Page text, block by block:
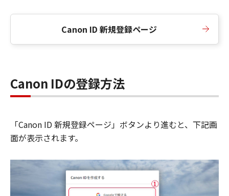
Canon ID 新規登録ページ
Canon IDの登録方法
「Canon ID 新規登録ページ」ボタンより進むと、下記画
面が表示されます。